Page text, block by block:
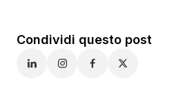
Condividi questo post